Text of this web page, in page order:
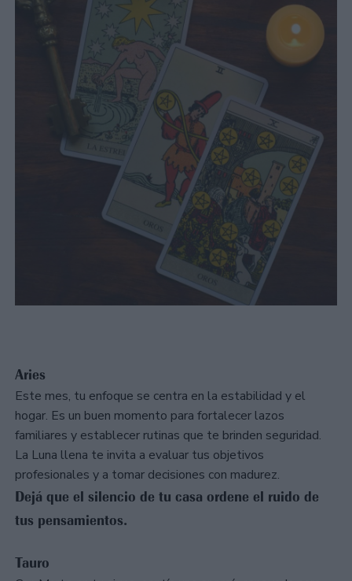
Aries
Este mes, tu enfoque se centra en la estabilidad y el
hogar. Es un buen momento para fortalecer lazos
familiares y establecer rutinas que te brinden seguridad.
La Luna llena te invita a evaluar tus objetivos
profesionales y a tomar decisiones con madurez.
Dejá que el silencio de tu casa ordene el ruido de
tus pensamientos.
Tauro